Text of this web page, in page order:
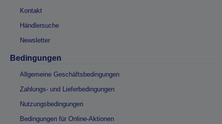
Kontakt
Händlersuche
Newsletter
Bedingungen
Allgemeine Geschäftsbedingungen
Zahlungs- und Lieferbedingungen
Nutzungsbedingungen
Bedingungen für Online-Aktionen